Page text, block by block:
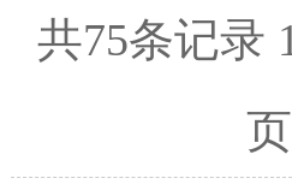
共75条记
页